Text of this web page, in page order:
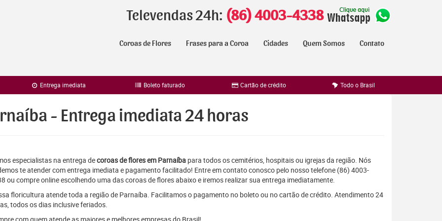
Televendas 24h: (86) 4003-4338
Coroas de Flores Frases para a Coroa Cidades Quem Somos Contato
Entrega imediata Boleto faturado Cartão de crédito Todo o Brasil
- Entrega imediata 24 horas
especialistas na entrega decoroas de flores em Parnaíba para todos os cemitérios, hospitais ou igrejas da região. Nós
te atender com entrega imediata e pagamento facilitado! Entre em contato conosco pelo nosso telefone (86) 4003-
ou compre online escolhendo uma das coroas de flores abaixo e iremos realizar sua entrega imediatamente.
floricultura atende toda a região de Parnaíba. Facilitamos o pagamento no boleto ou no cartão de crédito. Atendimento 24
todos os dias inclusive feriados.